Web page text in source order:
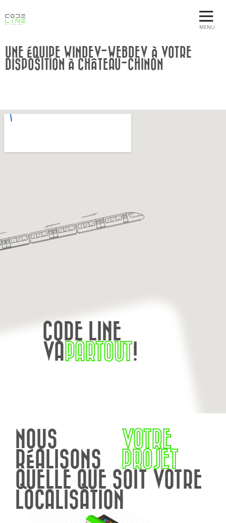
MENU
UNE ÉQUIPE WINDEV-WEBDEV À VOTRE
DISPOSITION À CHÂTEAU-CHINON
CODE LINE
VAPARTOUT!
NOUS
RÉALISONS
VOTRE
PROJET
QUELLE QUE SOIT VOTRE
LOCALISATION